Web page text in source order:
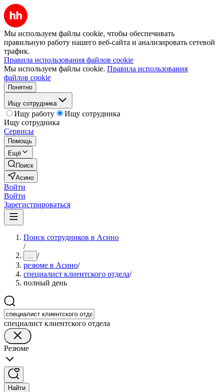
Мы используем файлы cookie, чтобы обеспечивать
правильную работу нашего веб-сайта и анализировать сетевой
трафик.
Правила использования файлов cookie
Мы используем файлы cookie. Правила использования
файлов cookie
Понятно
Ищу сотрудника
Ищу работу
Ищу сотрудника
Ищу сотрудника
Сервисы
Помощь
Ещё
Поиск
Асино
Войти
Войти
Зарегистрироваться
Поиск сотрудников в Асино
/
... /
резюме в Асино/
специалист клиентского отдела/
полный день
специалист клиентского отдела
Резюме
Найти